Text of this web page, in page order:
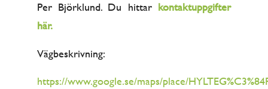
Per Björklund. Du hittar kontaktuppgifter
här.
Vägbeskrivning:
https://www.google.se/maps/place/